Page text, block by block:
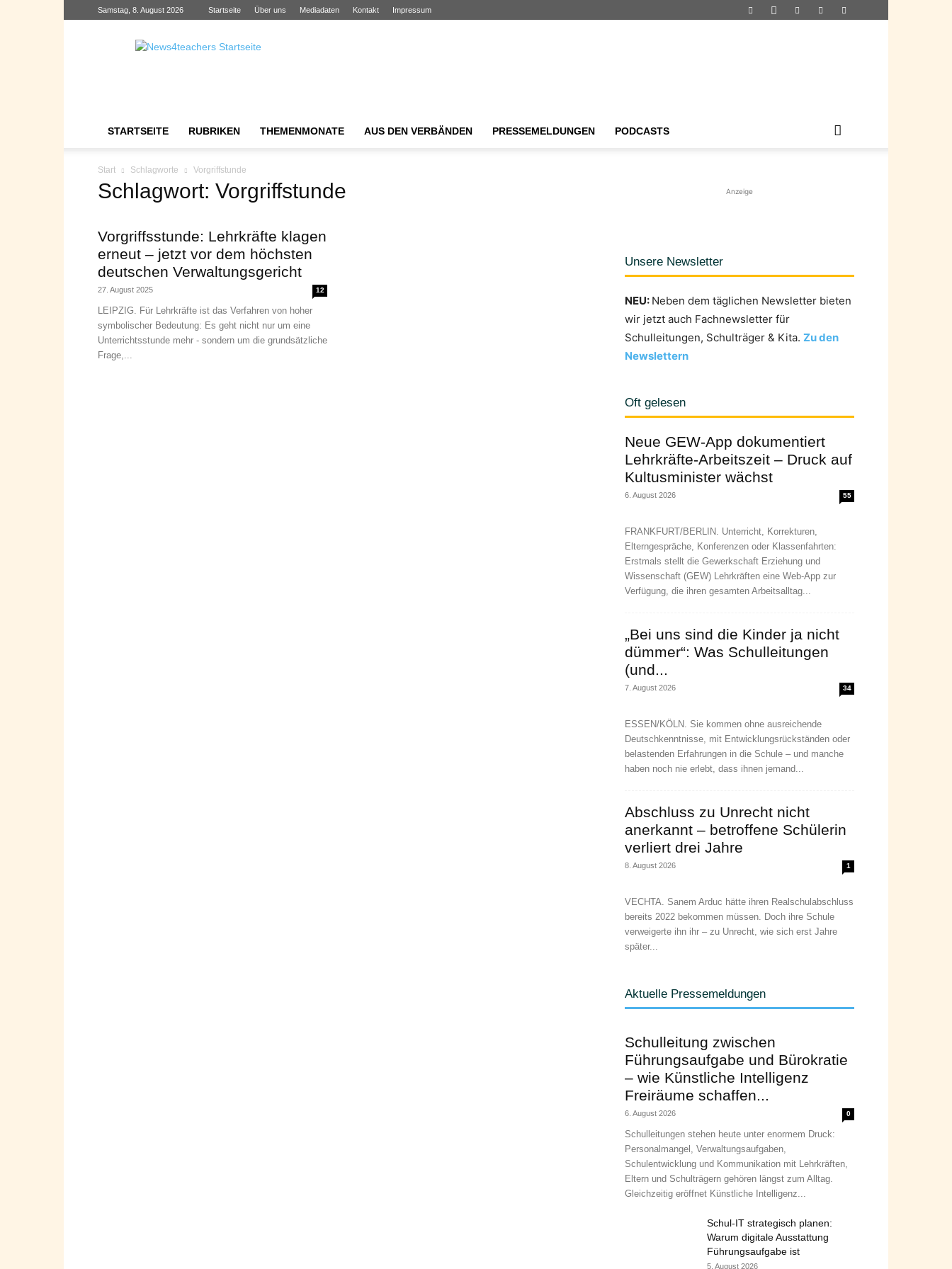
Samstag, 8. August 2026 Startseite Über uns Mediadaten Kontakt Impressum
News4teachers
STARTSEITE RUBRIKEN THEMENMONATE AUS DEN VERBÄNDEN PRESSEMELDUNGEN PODCASTS
Start Schlagworte Vorgriffstunde
Schlagwort: Vorgriffstunde
Vorgriffsstunde: Lehrkräfte klagen
erneut – jetzt vor dem höchsten
deutschen Verwaltungsgericht
27. August 2025 12
LEIPZIG. Für Lehrkräfte ist das Verfahren von hoher
symbolischer Bedeutung: Es geht nicht nur um eine
Unterrichtsstunde mehr - sondern um die grundsätzliche
Frage,...
Anzeige
Unsere Newsletter
NEU: Neben dem täglichen Newsletter bieten
wir jetzt auch Fachnewsletter für
Schulleitungen, Schulträger & Kita. Zu den
Newslettern
Oft gelesen
Neue GEW-App dokumentiert
Lehrkräfte-Arbeitszeit – Druck auf
Kultusminister wächst
6. August 2026 55
FRANKFURT/BERLIN. Unterricht, Korrekturen,
Elterngespräche, Konferenzen oder Klassenfahrten:
Erstmals stellt die Gewerkschaft Erziehung und
Wissenschaft (GEW) Lehrkräften eine Web-App zur
Verfügung, die ihren gesamten Arbeitsalltag...
„Bei uns sind die Kinder ja nicht
dümmer“: Was Schulleitungen
(und...
7. August 2026 34
ESSEN/KÖLN. Sie kommen ohne ausreichende
Deutschkenntnisse, mit Entwicklungsrückständen oder
belastenden Erfahrungen in die Schule – und manche
haben noch nie erlebt, dass ihnen jemand...
Abschluss zu Unrecht nicht
anerkannt – betroffene Schülerin
verliert drei Jahre
8. August 2026 1
VECHTA. Sanem Arduc hätte ihren Realschulabschluss
bereits 2022 bekommen müssen. Doch ihre Schule
verweigerte ihn ihr – zu Unrecht, wie sich erst Jahre
später...
Aktuelle Pressemeldungen
Schulleitung zwischen
Führungsaufgabe und Bürokratie
– wie Künstliche Intelligenz
Freiräume schaffen...
6. August 2026 0
Schulleitungen stehen heute unter enormem Druck:
Personalmangel, Verwaltungsaufgaben,
Schulentwicklung und Kommunikation mit Lehrkräften,
Eltern und Schulträgern gehören längst zum Alltag.
Gleichzeitig eröffnet Künstliche Intelligenz...
Schul-IT strategisch planen:
Warum digitale Ausstattung
Führungsaufgabe ist
5. August 2026